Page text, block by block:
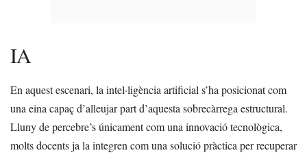
IA
En aquest escenari, la intel·ligència artificial s’ha posicionat com
una eina capaç d’alleujar part d’aquesta sobrecàrrega estructural.
Lluny de percebre’s únicament com una innovació tecnològica,
molts docents ja la integren com una solució pràctica per recuperar